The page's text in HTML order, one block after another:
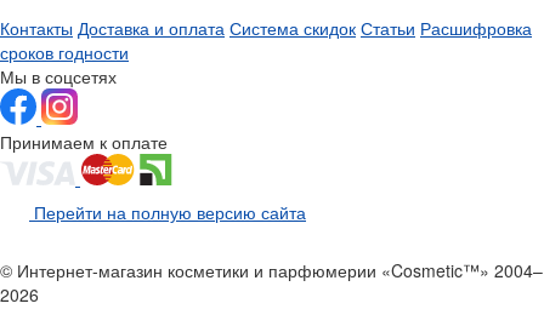
Контакты Доставка и оплата Система скидок Статьи Расшифровка
сроков годности
Мы в соцсетях
Принимаем к оплате
Перейти на полную версию сайта
© Интернет-магазин косметики и парфюмерии «Cosmetic™» 2004–
2026